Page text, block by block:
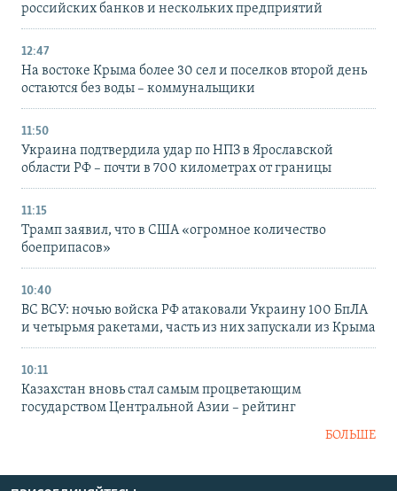
российских банков и нескольких предприятий
12:47
На востоке Крыма более 30 сел и поселков второй день
остаются без воды – коммунальщики
11:50
Украина подтвердила удар по НПЗ в Ярославской
области РФ – почти в 700 километрах от границы
11:15
Трамп заявил, что в США «огромное количество
боеприпасов»
10:40
ВС ВСУ: ночью войска РФ атаковали Украину 100 БпЛА
и четырьмя ракетами, часть из них запускали из Крыма
10:11
Казахстан вновь стал самым процветающим
государством Центральной Азии – рейтинг
БОЛЬШЕ